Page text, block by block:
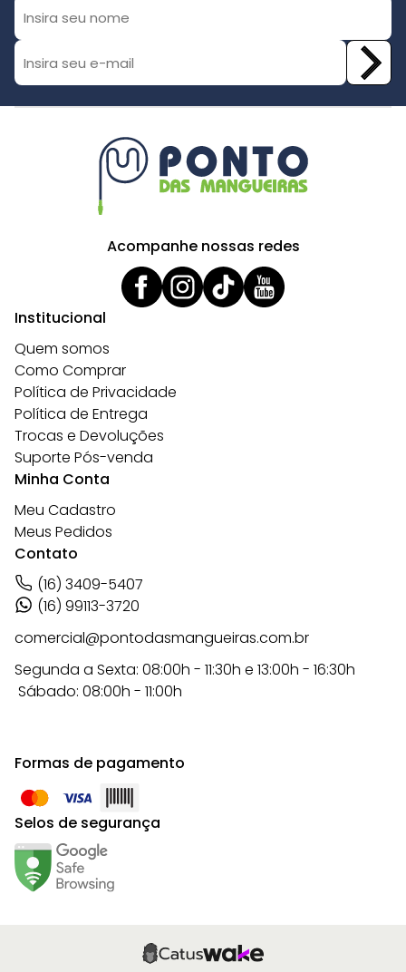
Acompanhe nossas redes
Institucional
Quem somos
Como Comprar
Política de Privacidade
Política de Entrega
Trocas e Devoluções
Suporte Pós-venda
Minha Conta
Meu Cadastro
Meus Pedidos
Contato
(16) 3409-5407
(16) 99113-3720
comercial@pontodasmangueiras.com.br
Segunda a Sexta: 08:00h - 11:30h e 13:00h - 16:30h
Sábado: 08:00h - 11:00h
Formas de pagamento
Selos de segurança